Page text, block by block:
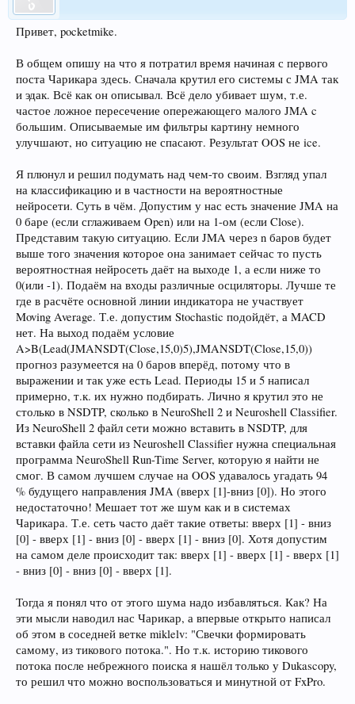
Привет, pocketmike.
В общем опишу на что я потратил время начиная с первого
поста Чарикара здесь. Сначала крутил его системы с JMA так
и эдак. Всё как он описывал. Всё дело убивает шум, т.е.
частое ложное пересечение опережающего малого JMA c
большим. Описываемые им фильтры картину немного
улучшают, но ситуацию не спасают. Результат OOS не ice.
Я плюнул и решил подумать над чем-то своим. Взгляд упал
на классификацию и в частности на вероятностные
нейросети. Суть в чём. Допустим у нас есть значение JMA на
0 баре (если сглаживаем Open) или на 1-ом (если Close).
Представим такую ситуацию. Если JMA через n баров будет
выше того значения которое она занимает сейчас то пусть
вероятностная нейросеть даёт на выходе 1, а если ниже то
0(или -1). Подаём на входы различные осциляторы. Лучше те
где в расчёте основной линии индикатора не участвует
Moving Average. Т.е. допустим Stochastic подойдёт, а MACD
нет. На выход подаём условие
A>B(Lead(JMANSDT(Close,15,0)5),JMANSDT(Close,15,0))
прогноз разумеется на 0 баров вперёд, потому что в
выражении и так уже есть Lead. Периоды 15 и 5 написал
примерно, т.к. их нужно подбирать. Лично я крутил это не
столько в NSDTP, сколько в NeuroShell 2 и Neuroshell Classifier.
Из NeuroShell 2 файл сети можно вставить в NSDTP, для
вставки файла сети из Neuroshell Classifier нужна специальная
программа NeuroShell Run-Time Server, которую я найти не
смог. В самом лучшем случае на OOS удавалось угадать 94
% будущего направления JMA (вверх [1]-вниз [0]). Но этого
недостаточно! Мешает тот же шум как и в системах
Чарикара. Т.е. сеть часто даёт такие ответы: вверх [1] - вниз
[0] - вверх [1] - вниз [0] - вверх [1] - вниз [0]. Хотя допустим
на самом деле происходит так: вверх [1] - вверх [1] - вверх [1]
- вниз [0] - вниз [0] - вверх [1].
Тогда я понял что от этого шума надо избавляться. Как? На
эти мысли наводил нас Чарикар, а впервые открыто написал
об этом в соседней ветке miklelv: "Свечки формировать
самому, из тикового потока.". Но т.к. историю тикового
потока после небрежного поиска я нашёл только у Dukascopy,
то решил что можно воспользоваться и минутной от FxPro.